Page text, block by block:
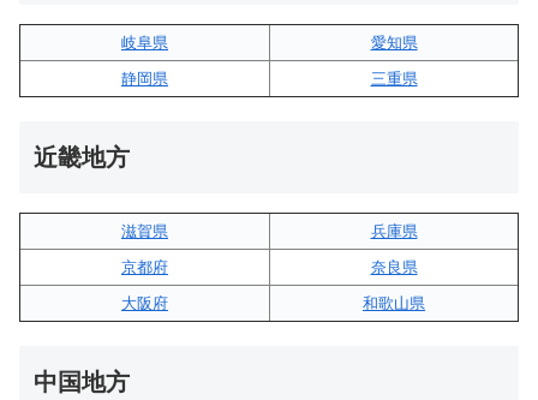
岐阜県
愛知県
静岡県
三重県
近畿地方
滋賀県
兵庫県
京都府
奈良県
大阪府
和歌山県
中国地方